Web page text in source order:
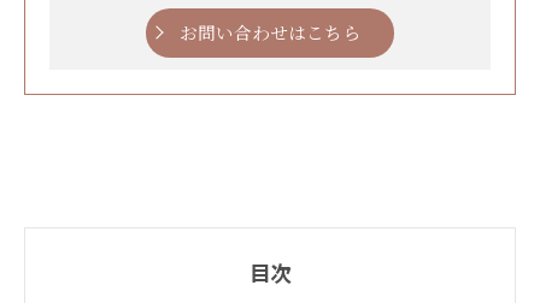
お問い合わせはこちら
目次